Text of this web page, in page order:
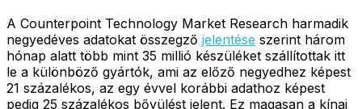
A Counterpoint Technology Market Research harmadik
negyedéves adatokat összegző jelentése szerint három
hónap alatt több mint 35 millió készüléket szállítottak itt
le a különböző gyártók, ami az előző negyedhez képest
21 százalékos, az egy évvel korábbi adathoz képest
pedig 25 százalékos bővülést jelent. Ez magasan a kínai